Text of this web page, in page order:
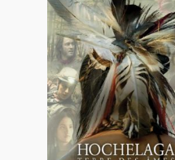
Hochelaga,
Terre des Âmes